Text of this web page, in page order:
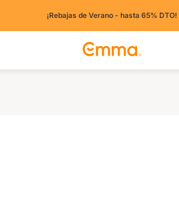
¡Rebajas de Verano - hasta 65% DTO!